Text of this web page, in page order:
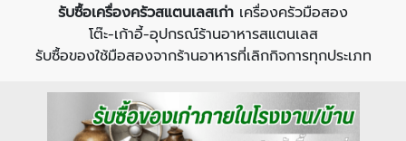
รับซื้อเครื่องครัวสแตนเลสเก่า เครื่องครัวมือสอง
โต๊ะ-เก้าอี้-อุปกรณ์ร้านอาหารสแตนเลส
รับซื้อของใช้มือสองจากร้านอาหารที่เลิกกิจการทุกประเภท